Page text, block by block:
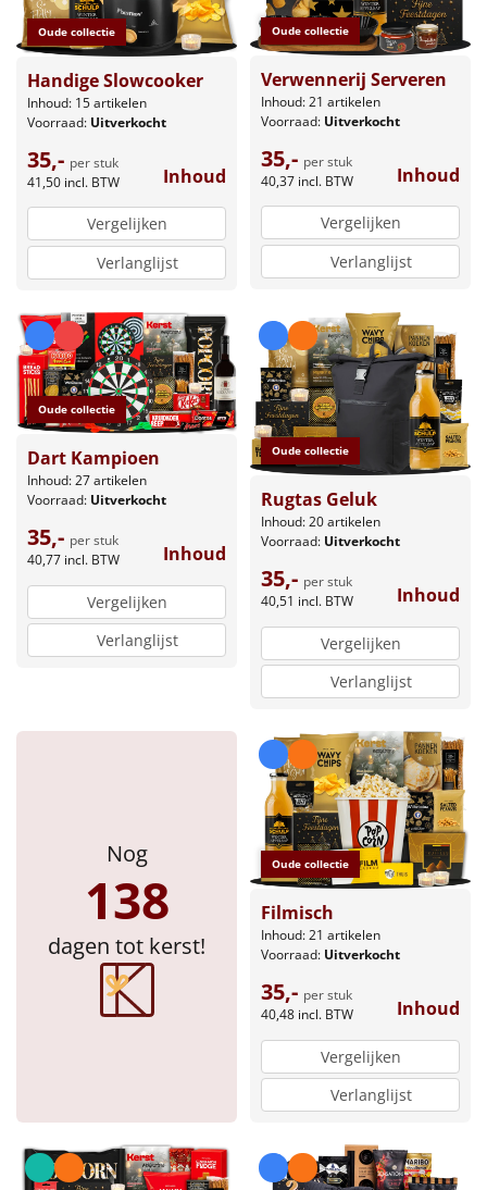
Oude collectie
Handige Slowcooker
Inhoud: 15 artikelen
Voorraad: Uitverkocht
35,- per stuk
41,50 incl. BTW Inhoud
Vergelijken
Verlanglijst
Oude collectie
Verwennerij Serveren
Inhoud: 21 artikelen
Voorraad: Uitverkocht
35,- per stuk
40,37 incl. BTW Inhoud
Vergelijken
Verlanglijst
Oude collectie
Dart Kampioen
Inhoud: 27 artikelen
Voorraad: Uitverkocht
35,- per stuk
40,77 incl. BTW Inhoud
Vergelijken
Verlanglijst
Oude collectie
Rugtas Geluk
Inhoud: 20 artikelen
Voorraad: Uitverkocht
35,- per stuk
40,51 incl. BTW Inhoud
Vergelijken
Verlanglijst
Nog
138
dagen tot kerst!
Oude collectie
Filmisch
Inhoud: 21 artikelen
Voorraad: Uitverkocht
35,- per stuk
40,48 incl. BTW Inhoud
Vergelijken
Verlanglijst